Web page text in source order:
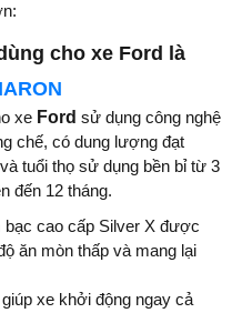
cho xe Ford là
xe Ford sử dụng công nghệ
chế, có dung lượng đạt
tuổi thọ sử dụng bền bỉ từ 3
đến 12 tháng.
cao cấp Silver X được
ăn mòn thấp và mang lại
xe khởi động ngay cả